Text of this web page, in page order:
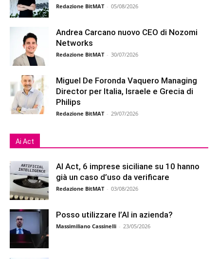
Redazione BitMAT - 05/08/2026
Andrea Carcano nuovo CEO di Nozomi
Networks
Redazione BitMAT - 30/07/2026
Miguel De Foronda Vaquero Managing
Director per Italia, Israele e Grecia di
Philips
Redazione BitMAT - 29/07/2026
Ai Act
AI Act, 6 imprese siciliane su 10 hanno
già un caso d’uso da verificare
Redazione BitMAT - 03/08/2026
Posso utilizzare l’AI in azienda?
Massimiliano Cassinelli - 23/05/2026